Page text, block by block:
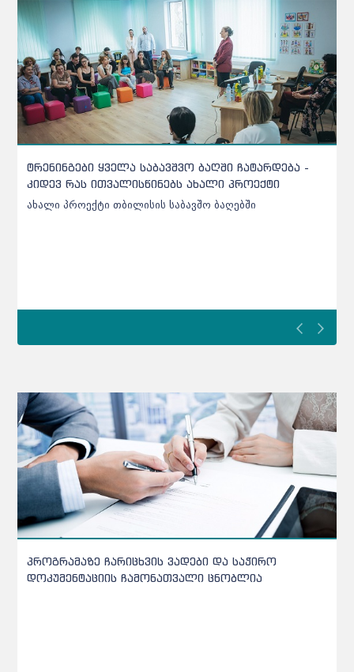
ქარელის საბავშვო ბაღებში შეტანილი ხორცი
უხარისხო აღმოჩნდა - დეტალები
ქარელის საბავშვო ბაღებში შეტანილი ხორცი უხარისხო
განათლების სამინისტროს კიდევ ერთი
სამმართველო დაემატა - ცვლილებები ცნობილია